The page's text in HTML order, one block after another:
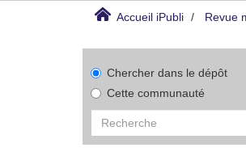
Accueil iPubli Revue
Chercher dans le dépôt
Cette communauté